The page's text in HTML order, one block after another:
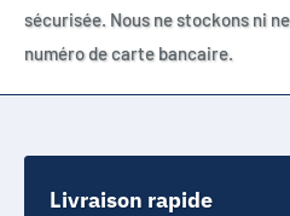
sécurisée. Nous ne stockons ni
numéro de carte bancaire.
Livraison rapide